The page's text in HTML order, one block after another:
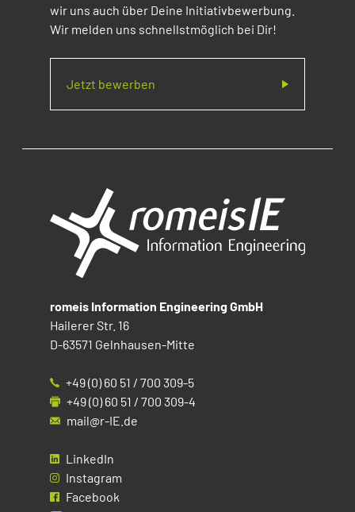
wir uns auch über Deine Initiativbewerbung.
Wir melden uns schnellstmöglich bei Dir!
Jetzt bewerben
romeis Information Engineering GmbH
Hailerer Str. 16
D-63571 Gelnhausen-Mitte
+49 (0) 60 51 / 700 309-5
+49 (0) 60 51 / 700 309-4
mail@r-IE.de
LinkedIn
Instagram
Facebook